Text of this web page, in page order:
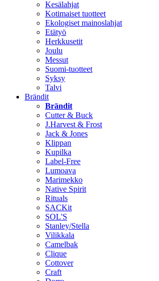
Kesälahjat
Kotimaiset tuotteet
Ekologiset mainoslahjat
Etätyö
Herkkusetit
Joulu
Messut
Suomi-tuotteet
Syksy
Talvi
Brändit
Brändit
Cutter & Buck
J.Harvest & Frost
Jack & Jones
Klippan
Kupilka
Label-Free
Lumoava
Marimekko
Native Spirit
Rituals
SACKit
SOL'S
Stanley/Stella
Vilikkala
Camelbak
Clique
Cottover
Craft